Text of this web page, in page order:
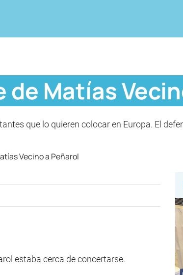
de Matías
que lo quieren colocar en Europa. El
estaba cerca de concertarse.